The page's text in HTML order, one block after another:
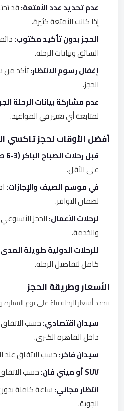
عدم تحديد عدد الأمتعة:قد
إذا كانت الأمتعة كثيرة.
الحجز بدون تأكيد مكتوب:دائماً
السائق وبيانات الرحلة.
إغفال رسوم الانتظار:تأكد من
الحجز.
عدم مشاركة بيانات الرحلة
لمتابعة أي تغيير في المواعيد.
أفضل الأوقات لحجز تاكسي
قبل رحلات الصباح الباكر (3-6 صباحاً):
على الأقل.
في موسم الصيف والإجازات:
لضمان التوافر.
لرحلات الأعمال:الحجز الأسبوعي
والخدمة.
للرحلات الدولية طويلة المدى:
كامل لتفاصيل الرحلة.
الأسعار وطريقة الحجز
تتحدد أسعار الرحلة بناءً على نوع السيارة
سيدان اقتصادي:حسب الاتفاق
داخل القاهرة الكبرى.
سيدان فاخر:حسب الاتفاق عند
SUV أو ميني فان:
حسب الاتفاق
انتظار مجاني:ساعة كاملة بدون
الجوية.